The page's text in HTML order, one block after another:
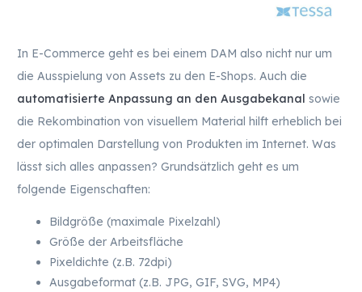
In E-Commerce geht es bei einem DAM also nicht nur um
die Ausspielung von Assets zu den E-Shops. Auch die
automatisierte Anpassung an den Ausgabekanal sowie
die Rekombination von visuellem Material hilft erheblich bei
der optimalen Darstellung von Produkten im Internet. Was
lässt sich alles anpassen? Grundsätzlich geht es um
folgende Eigenschaften:
Bildgröße (maximale Pixelzahl)
Größe der Arbeitsfläche
Pixeldichte (z.B. 72dpi)
Ausgabeformat (z.B. JPG, GIF, SVG, MP4)